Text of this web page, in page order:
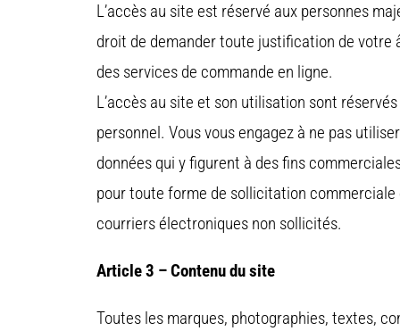
L’accès au site est réservé aux personnes
droit de demander toute justification de votre
des services de commande en ligne.
L’accès au site et son utilisation sont
personnel. Vous vous engagez à ne pas
données qui y figurent à des fins
pour toute forme de sollicitation commerciale
courriers électroniques non sollicités.
Article 3 – Contenu du site
Toutes les marques, photographies, textes,